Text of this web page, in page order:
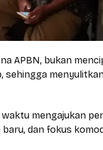
APBN, bukan
sehingga
mengajukan
baru, dan fokus